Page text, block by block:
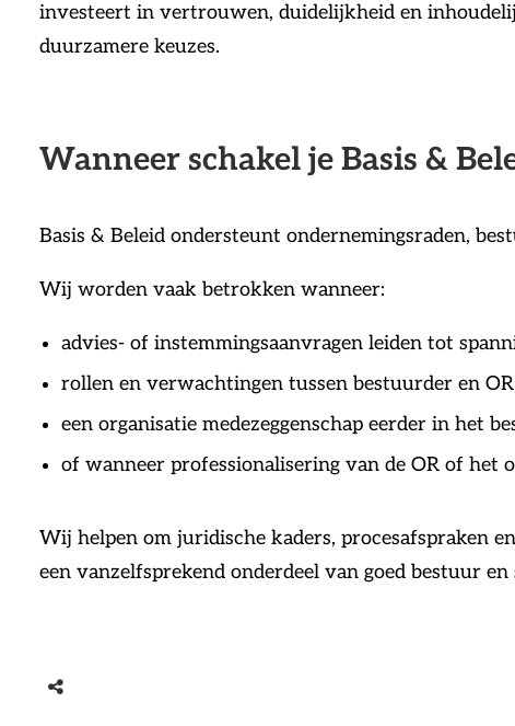
investeert in vertrouwen, duidelijkheid en
duurzamere keuzes.
Wanneer schakel je Basis &
Basis & Beleid ondersteunt ondernemingsraden,
Wij worden vaak betrokken wanneer:
advies- of instemmingsaanvragen leiden tot
rollen en verwachtingen tussen bestuurder en
een organisatie medezeggenschap eerder in het
of wanneer professionalisering van de OR of het
Wij helpen om juridische kaders, procesafspraken
een vanzelfsprekend onderdeel van goed bestuur